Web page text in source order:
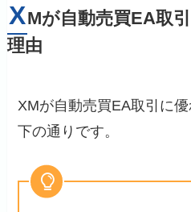
XMが自動売買EA取
理由
XMが自動売買EA取引に
下の通りです。